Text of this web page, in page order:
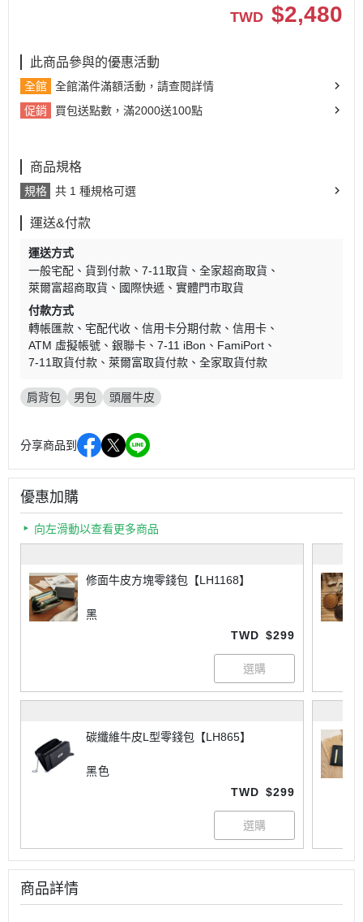
TWD $2,480
此商品參與的優惠活動
全館
全館滿件滿額活動，請查閱詳情
促銷
買包送點數，滿2000送100點
商品規格
規格 共 1 種規格可選
運送&付款
運送方式
一般宅配
貨到付款 7-11取貨
全家超商取貨
萊爾富超商取貨
國際快遞
實體門市取貨
付款方式
轉帳匯款
宅配代收 信用卡分期付款
信用卡
ATM 虛擬帳號
銀聯卡 7-11 iBon
FamiPort
7-11取貨付款
萊爾富取貨付款 全家取貨付款
肩背包 男包 頭層牛皮
分享商品到
優惠加購
向左滑動以查看更多商品
修面牛皮方塊零錢包【LH1168】
黑
TWD $299
碳纖維牛皮L型零錢包【LH865】
黑色
TWD $299
商品詳情